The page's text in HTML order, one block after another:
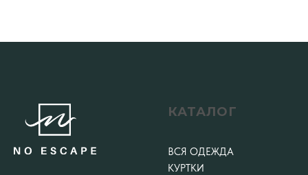
КАТАЛОГ
ВСЯ ОДЕЖДА
КУРТКИ